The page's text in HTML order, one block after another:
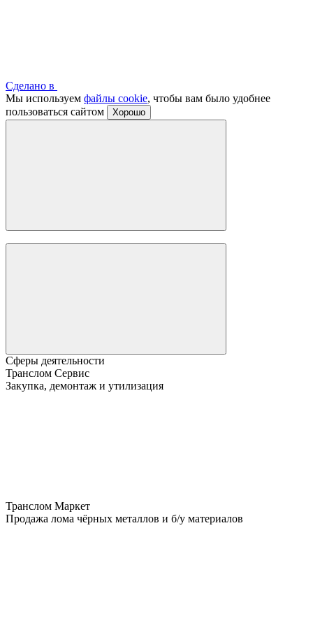
Сделано в
Мы используем файлы cookie, чтобы вам было удобнее
пользоваться сайтом
Хорошо
Сферы деятельности
Транслом Сервис
Закупка, демонтаж и утилизация
Транслом Маркет
Продажа лома чёрных металлов и б/у материалов